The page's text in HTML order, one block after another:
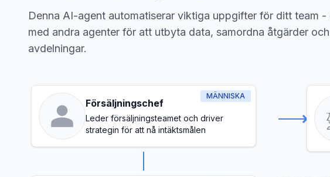
Denna AI-agent automatiserar viktiga uppgifter för ditt team -
med andra agenter för att utbyta data, samordna åtgärder
avdelningar.
MÄNNISKA
Försäljningschef
Leder försäljningsteamet och driver
strategin för att nå intäktsmålen